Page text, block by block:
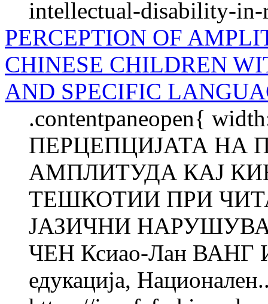
intellectual-disability-
PERCEPTION OF
CHINESE CHILDREN
AND SPECIFIC
.contentpaneopen{
ПЕРЦЕПЦИЈАТА НА
АМПЛИТУДА КАЈ
ТЕШКОТИИ ПРИ
ЈАЗИЧНИ
ЧЕН Ксиао-Лан ВАНГ
едукација,